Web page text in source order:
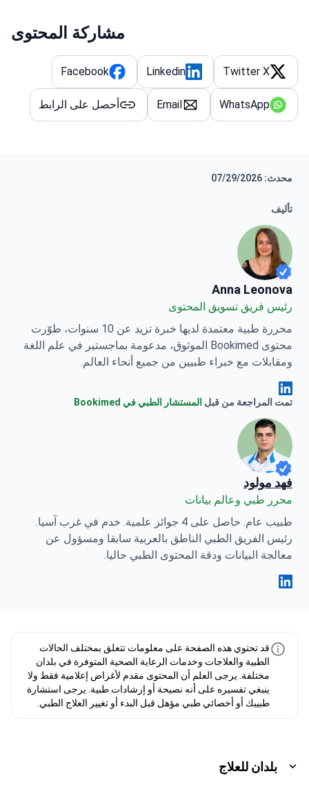
مشاركة المحتوى
Twitter X
Linkedin
Facebook
WhatsApp
Email أحصل على الرابط
محدث: 07/29/2026
تأليف
Anna Leonova
Anna Leonova
رئيس فريق تسويق المحتوى
محررة طبية معتمدة لديها خبرة تزيد عن 10 سنوات، طوّرت
محتوى Bookimed الموثوق، مدعومة بماجستير في علم اللغة
ومقابلات مع خبراء طبيين من جميع أنحاء العالم.
Anna Leonova Linkedin
تمت المراجعة من قبل المستشار الطبي في Bookimed
فهد مولود
محرر طبي وعالم بيانات
طبيب عام. حاصل على 4 جوائز علمية. خدم في غرب آسيا.
رئيس الفريق الطبي الناطق بالعربية سابقا ومسؤول عن
معالجة البيانات ودقة المحتوى الطبي حاليا.
قد تحتوي هذه الصفحة على معلومات تتعلق بمختلف الحالات
الطبية والعلاجات وخدمات الرعاية الصحية المتوفرة في بلدان
مختلفة. يرجى العلم أن المحتوى مقدم لأغراض إعلامية فقط ولا
ينبغي تفسيره على أنه نصيحة أو إرشادات طبية. يرجى استشارة
طبيبك أو أخصائي طبي مؤهل قبل البدء أو تغيير العلاج الطبي.
بلدان للعلاج